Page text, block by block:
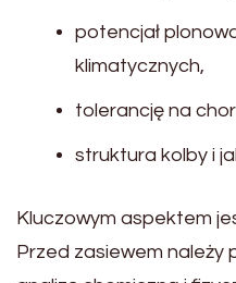
potencjał
klimatycznych,
tolerancję na
struktura kolby i
Kluczowym aspektem
Przed zasiewem